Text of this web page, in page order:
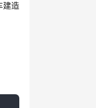
建造